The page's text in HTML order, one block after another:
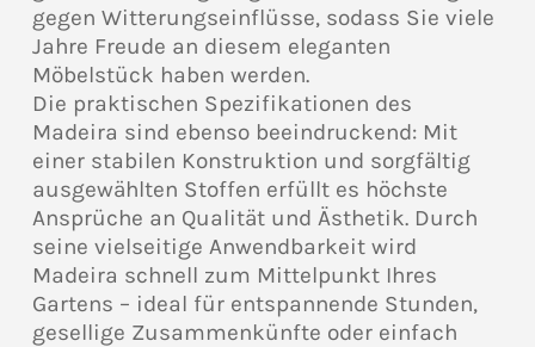
gegen Witterungseinflüsse, sodass Sie viele
Jahre Freude an diesem eleganten
Möbelstück haben werden.
Die praktischen Spezifikationen des
Madeira sind ebenso beeindruckend: Mit
einer stabilen Konstruktion und sorgfältig
ausgewählten Stoffen erfüllt es höchste
Ansprüche an Qualität und Ästhetik. Durch
seine vielseitige Anwendbarkeit wird
Madeira schnell zum Mittelpunkt Ihres
Gartens – ideal für entspannende Stunden,
gesellige Zusammenkünfte oder einfach